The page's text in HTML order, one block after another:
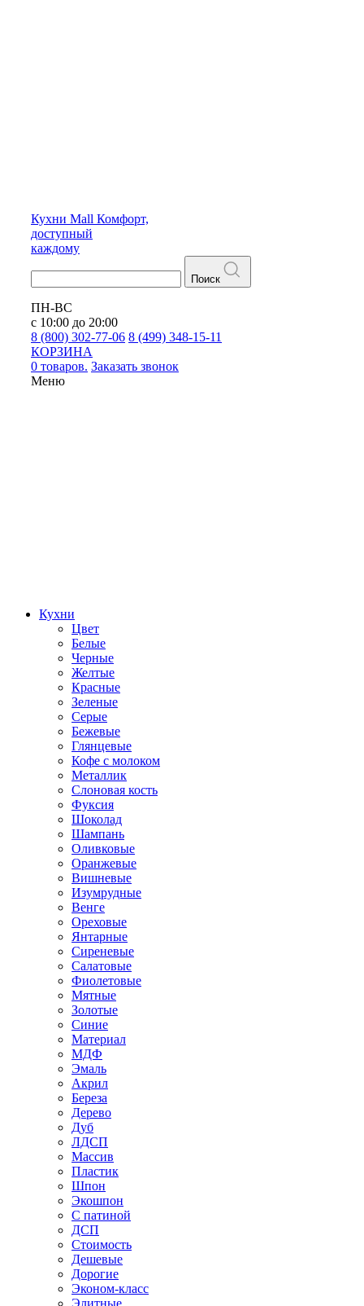
Кухни Mall Комфорт,
доступный
каждому
Поиск
ПН-ВС
с 10:00 до 20:00
8 (800) 302-77-06 8 (499) 348-15-11
КОРЗИНА
0 товаров. Заказать звонок
Меню
Кухни
Цвет
Белые
Черные
Желтые
Красные
Зеленые
Серые
Бежевые
Глянцевые
Кофе с молоком
Металлик
Слоновая кость
Фуксия
Шоколад
Шампань
Оливковые
Оранжевые
Вишневые
Изумрудные
Венге
Ореховые
Янтарные
Сиреневые
Салатовые
Фиолетовые
Мятные
Золотые
Синие
Материал
МДФ
Эмаль
Акрил
Береза
Дерево
Дуб
ЛДСП
Массив
Пластик
Шпон
Экошпон
С патиной
ДСП
Стоимость
Дешевые
Дорогие
Эконом-класс
Элитные